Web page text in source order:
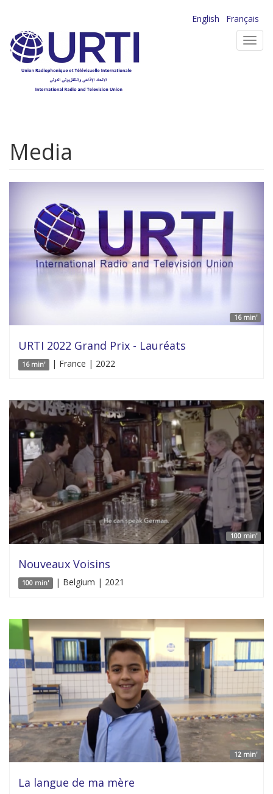
contenu
principal
English
Français
Media
16 min'
URTI 2022 Grand Prix - Lauréats
16 min' | France | 2022
100 min'
Nouveaux Voisins
100 min' | Belgium | 2021
12 min'
La langue de ma mère